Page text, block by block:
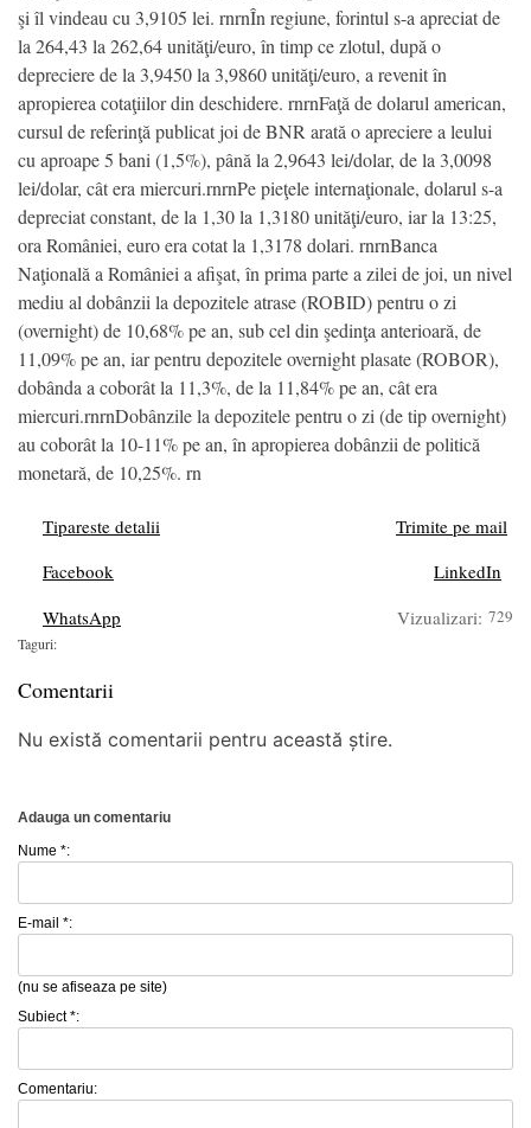
şi îl vindeau cu 3,9105 lei. rnrnÎn regiune, forintul s-a apreciat de
la 264,43 la 262,64 unităţi/euro, în timp ce zlotul, după o
depreciere de la 3,9450 la 3,9860 unităţi/euro, a revenit în
apropierea cotaţiilor din deschidere. rnrnFaţă de dolarul american,
cursul de referinţă publicat joi de BNR arată o apreciere a leului
cu aproape 5 bani (1,5%), până la 2,9643 lei/dolar, de la 3,0098
lei/dolar, cât era miercuri.rnrnPe pieţele internaţionale, dolarul s-a
depreciat constant, de la 1,30 la 1,3180 unităţi/euro, iar la 13:25,
ora României, euro era cotat la 1,3178 dolari. rnrnBanca
Naţională a României a afişat, în prima parte a zilei de joi, un nivel
mediu al dobânzii la depozitele atrase (ROBID) pentru o zi
(overnight) de 10,68% pe an, sub cel din şedinţa anterioară, de
11,09% pe an, iar pentru depozitele overnight plasate (ROBOR),
dobânda a coborât la 11,3%, de la 11,84% pe an, cât era
miercuri.rnrnDobânzile la depozitele pentru o zi (de tip overnight)
au coborât la 10-11% pe an, în apropierea dobânzii de politică
monetară, de 10,25%. rn
Tipareste detalii
Trimite pe mail
Facebook
LinkedIn
WhatsApp
Vizualizari: 729
Taguri:
Comentarii
Nu există comentarii pentru această știre.
Adauga un comentariu
Nume *:
E-mail *:
(nu se afiseaza pe site)
Subiect *:
Comentariu: